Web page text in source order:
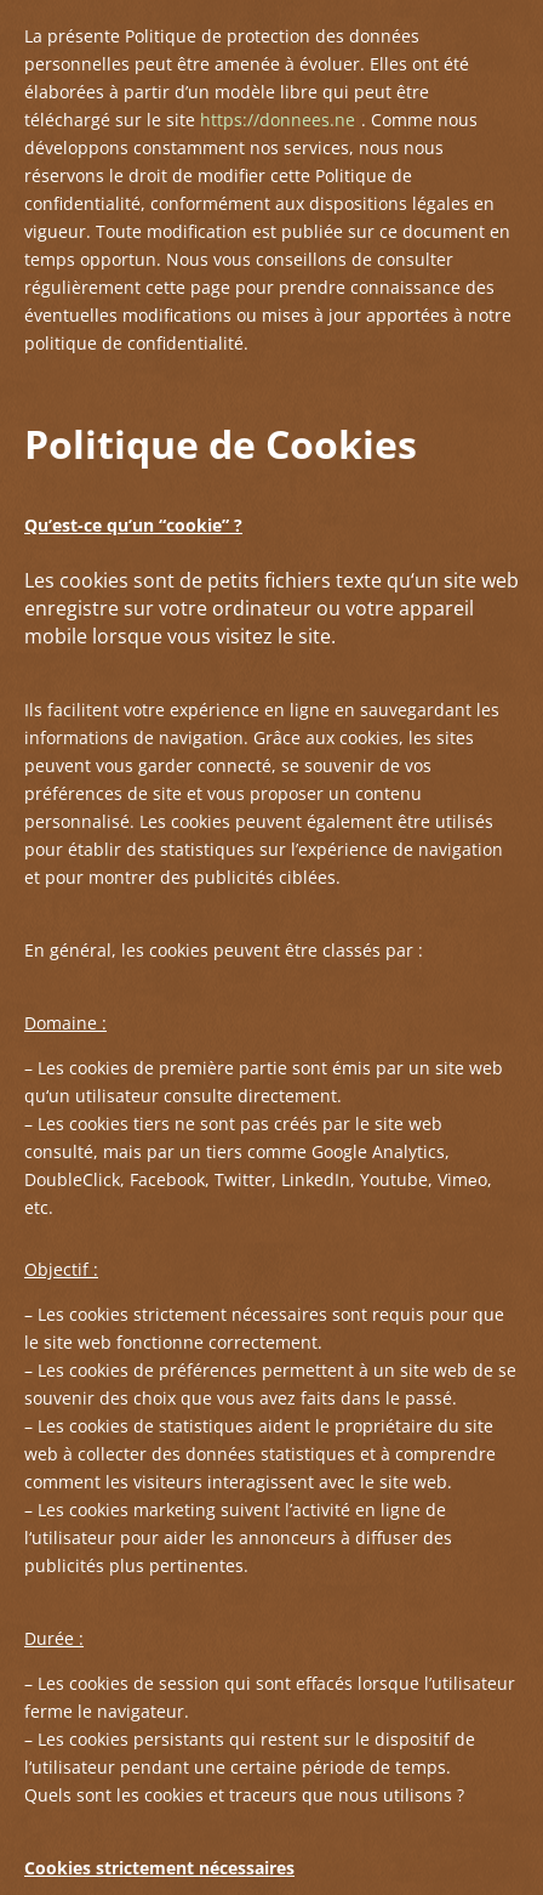
La présente Politique de protection des données
personnelles peut être amenée à évoluer. Elles ont été
élaborées à partir d’un modèle libre qui peut être
téléchargé sur le site https://donnees.ne . Comme nous
développons constamment nos services, nous nous
réservons le droit de modifier cette Politique de
confidentialité, conformément aux dispositions légales en
vigueur. Toute modification est publiée sur ce document en
temps opportun. Nous vous conseillons de consulter
régulièrement cette page pour prendre connaissance des
éventuelles modifications ou mises à jour apportées à notre
politique de confidentialité.
Politique de Cookies
Qu’est-ce qu’un “cookie” ?
Les cookies sont de petits fichiers texte qu‘un site web
enregistre sur votre ordinateur ou votre appareil
mobile lorsque vous visitez le site.
Ils facilitent votre expérience en ligne en sauvegardant les
informations de navigation. Grâce aux cookies, les sites
peuvent vous garder connecté, se souvenir de vos
préférences de site et vous proposer un contenu
personnalisé. Les cookies peuvent également être utilisés
pour établir des statistiques sur l’expérience de navigation
et pour montrer des publicités ciblées.
En général, les cookies peuvent être classés par :
Domaine :
– Les cookies de première partie sont émis par un site web
qu‘un utilisateur consulte directement.
– Les cookies tiers ne sont pas créés par le site web
consulté, mais par un tiers comme Google Analytics,
DoubleClick, Facebook, Twitter, LinkedIn, Youtube, Vimеo,
etc.
Objectif :
– Les cookies strictement nécessaires sont requis pour que
le site web fonctionne correctement.
– Les cookies de préférences permettent à un site web de se
souvenir des choix que vous avez faits dans le passé.
– Les cookies de statistiques aident le propriétaire du site
web à collecter des données statistiques et à comprendre
comment les visiteurs interagissent avec le site web.
– Les cookies marketing suivent l’activité en ligne de
l‘utilisateur pour aider les annonceurs à diffuser des
publicités plus pertinentes.
Durée :
– Les cookies de session qui sont effacés lorsque l’utilisateur
ferme le navigateur.
– Les cookies persistants qui restent sur le dispositif de
l‘utilisateur pendant une certaine période de temps.
Quels sont les cookies et traceurs que nous utilisons ?
Cookies strictement nécessaires